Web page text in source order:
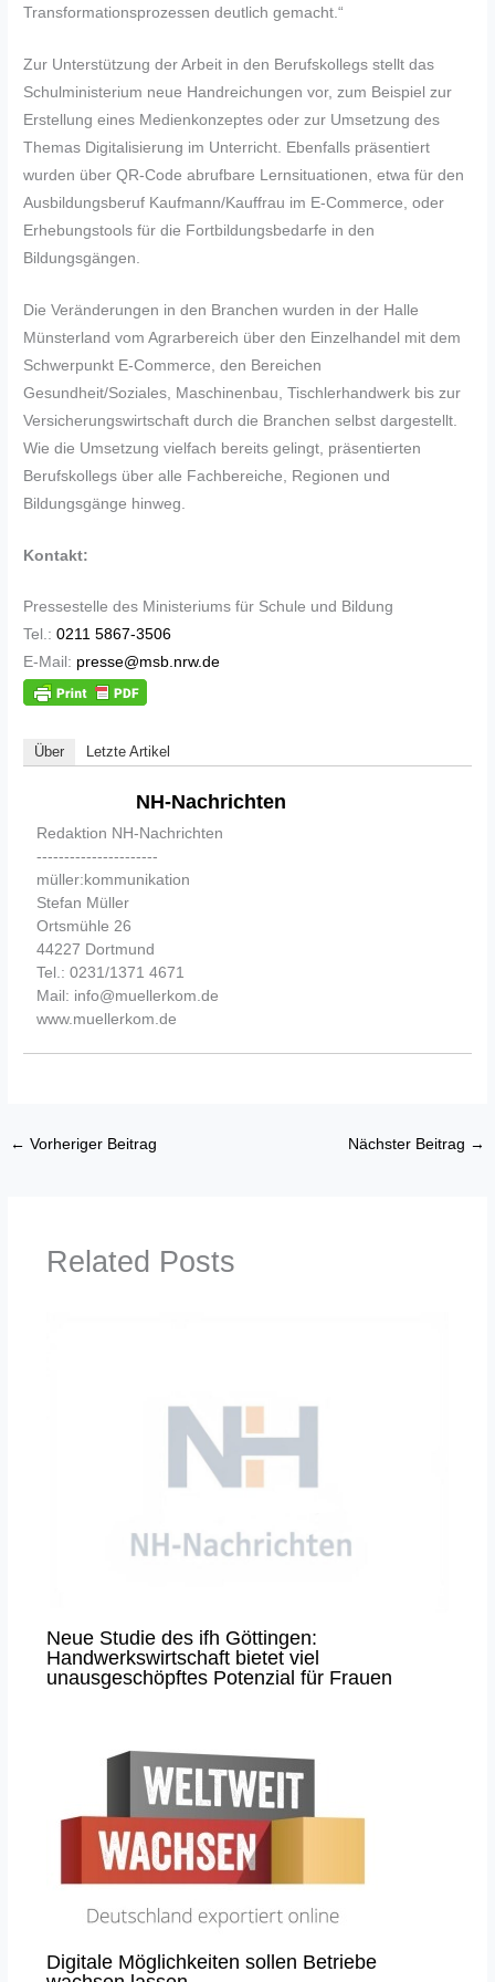
Transformationsprozessen deutlich gemacht.“
Zur Unterstützung der Arbeit in den Berufskollegs stellt das
Schulministerium neue Handreichungen vor, zum Beispiel zur
Erstellung eines Medienkonzeptes oder zur Umsetzung des
Themas Digitalisierung im Unterricht. Ebenfalls präsentiert
wurden über QR-Code abrufbare Lernsituationen, etwa für den
Ausbildungsberuf Kaufmann/Kauffrau im E-Commerce, oder
Erhebungstools für die Fortbildungsbedarfe in den
Bildungsgängen.
Die Veränderungen in den Branchen wurden in der Halle
Münsterland vom Agrarbereich‎ über den Einzelhandel mit dem
Schwerpunkt E-Commerce, den Bereichen
Gesundheit/Soziales, Maschinenbau, Tischlerhandwerk bis zur
Versicherungswirtschaft durch die Branchen selbst dargestellt.
Wie die Umsetzung vielfach bereits gelingt, präsentierten
Berufskollegs über alle Fachbereiche, Regionen und
Bildungsgänge hinweg.
Kontakt:
Pressestelle des Ministeriums für Schule und Bildung
Tel.: 0211 5867-3506
E-Mail: presse@msb.nrw.de
Über Letzte Artikel
NH-Nachrichten
Redaktion NH-Nachrichten
----------------------
müller:kommunikation
Stefan Müller
Ortsmühle 26
44227 Dortmund
Tel.: 0231/1371 4671
Mail: info@muellerkom.de
www.muellerkom.de
← Vorheriger Beitrag Nächster Beitrag →
Related Posts
Neue Studie des ifh Göttingen:
Handwerkswirtschaft bietet viel
unausgeschöpftes Potenzial für Frauen
Digitale Möglichkeiten sollen Betriebe